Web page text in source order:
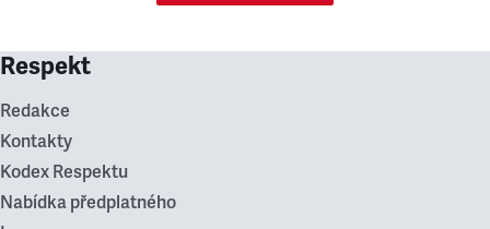
Respekt
Redakce
Kontakty
Kodex Respektu
Nabídka předplatného